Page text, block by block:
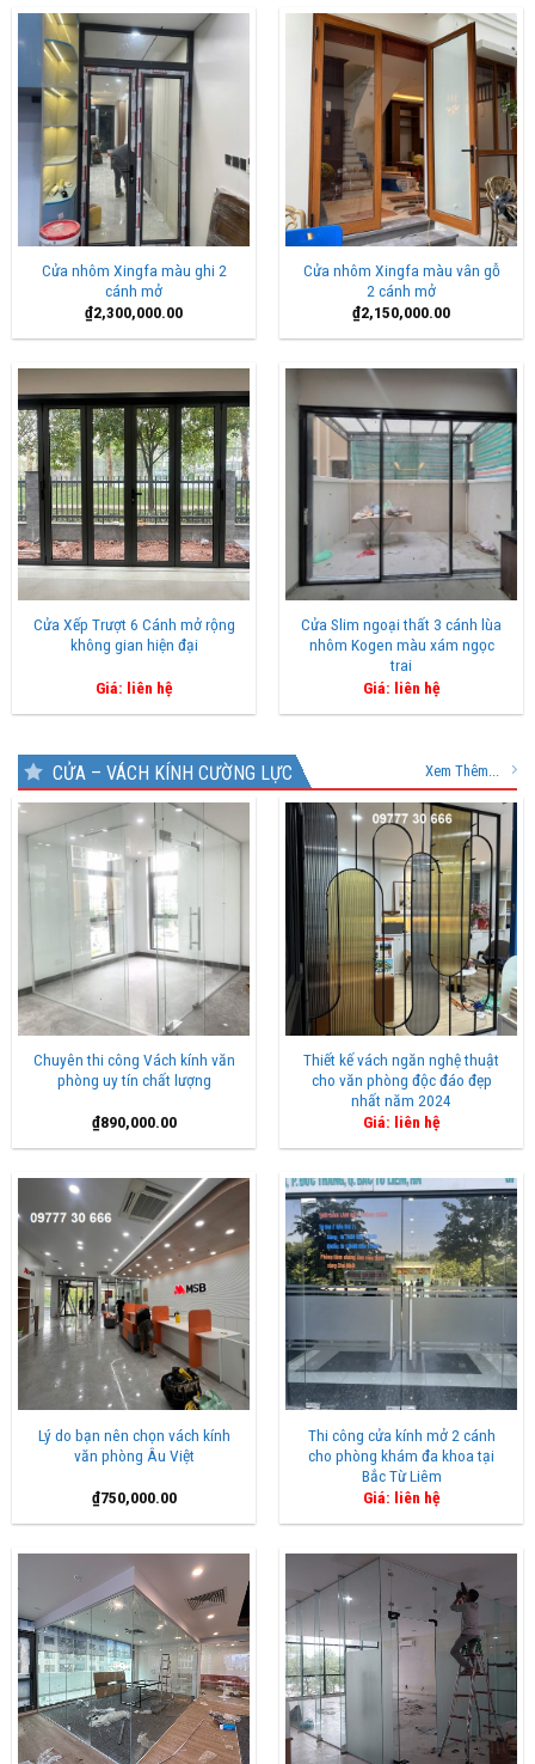
Cửa nhôm Xingfa màu ghi 2
cánh mở
₫2,300,000.00
Cửa nhôm Xingfa màu vân gỗ
2 cánh mở
₫2,150,000.00
Cửa Xếp Trượt 6 Cánh mở rộng
không gian hiện đại
Giá: liên hệ
Cửa Slim ngoại thất 3 cánh lùa
nhôm Kogen màu xám ngọc
trai
Giá: liên hệ
CỬA – VÁCH KÍNH CƯỜNG LỰC Xem Thêm...
Chuyên thi công Vách kính văn
phòng uy tín chất lượng
₫890,000.00
Thiết kế vách ngăn nghệ thuật
cho văn phòng độc đáo đẹp
nhất năm 2024
Giá: liên hệ
Lý do bạn nên chọn vách kính
văn phòng Âu Việt
₫750,000.00
Thi công cửa kính mở 2 cánh
cho phòng khám đa khoa tại
Bắc Từ Liêm
Giá: liên hệ